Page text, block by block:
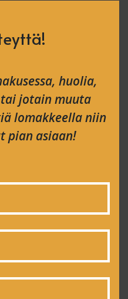
huolia,
jotain muuta
lomakkeella niin
pian asiaan!